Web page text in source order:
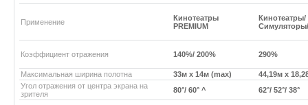
Применение
Кинотеатры
PREMIUM
Кинотеатры/
Коэффициент отражения 140%/ 200% 290%
Максимальная ширина полотна 33м х 14м (max)
44,19м х
Угол отражения от центра экрана на
зрителя
80°/ 60° ^ 62°/ 52°/ 38°